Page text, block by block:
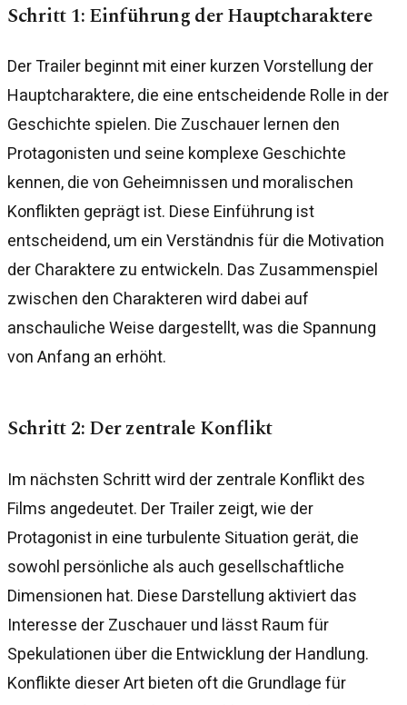
Schritt 1: Einführung der Hauptcharaktere
Der Trailer beginnt mit einer kurzen Vorstellung der
Hauptcharaktere, die eine entscheidende Rolle in der
Geschichte spielen. Die Zuschauer lernen den
Protagonisten und seine komplexe Geschichte
kennen, die von Geheimnissen und moralischen
Konflikten geprägt ist. Diese Einführung ist
entscheidend, um ein Verständnis für die Motivation
der Charaktere zu entwickeln. Das Zusammenspiel
zwischen den Charakteren wird dabei auf
anschauliche Weise dargestellt, was die Spannung
von Anfang an erhöht.
Schritt 2: Der zentrale Konflikt
Im nächsten Schritt wird der zentrale Konflikt des
Films angedeutet. Der Trailer zeigt, wie der
Protagonist in eine turbulente Situation gerät, die
sowohl persönliche als auch gesellschaftliche
Dimensionen hat. Diese Darstellung aktiviert das
Interesse der Zuschauer und lässt Raum für
Spekulationen über die Entwicklung der Handlung.
Konflikte dieser Art bieten oft die Grundlage für